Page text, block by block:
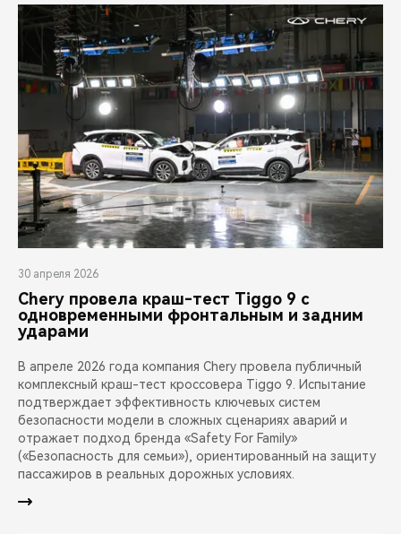
30 апреля 2026
Chery провела краш-тест Tiggo 9 с
одновременными фронтальным и задним
ударами
В апреле 2026 года компания Chery провела публичный
комплексный краш-тест кроссовера Tiggo 9. Испытание
подтверждает эффективность ключевых систем
безопасности модели в сложных сценариях аварий и
отражает подход бренда «Safety For Family»
(«Безопасность для семьи»), ориентированный на защиту
пассажиров в реальных дорожных условиях.